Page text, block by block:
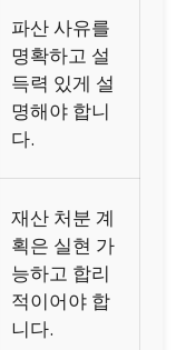
파산 사유를
명확하고 설
득력 있게 설
명해야 합니
다.
재산 처분 계
획은 실현 가
능하고 합리
적이어야 합
니다.